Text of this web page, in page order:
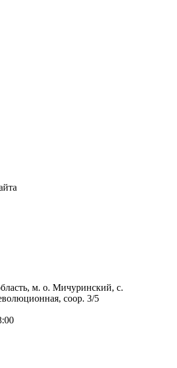
м. о. Мичуринский, с.
соор. 3/5